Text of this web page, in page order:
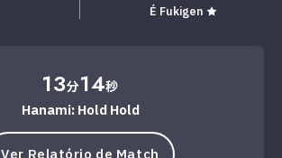
É Fukigen ★
13分14秒
Hanami: Hold Hold